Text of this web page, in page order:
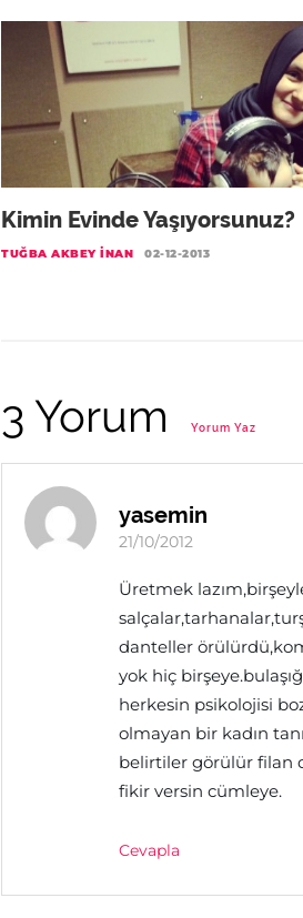
Kimin Evinde Yaşıyorsunuz?
TUĞBA AKBEY İNAN 02-12-2013
3 Yorum Yorum Yaz
yasemin
21/10/2012
Üretmek
danteller
yok hiç
herkesin psikolojisi
olmayan bir kadın
belirtiler görülür filan
fikir versin cümleye.
Cevapla